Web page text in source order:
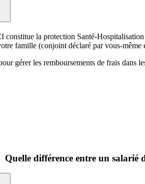
la protection Santé-Hospitalisation
famille (conjoint déclaré par vous-
gérer les remboursements de frais dans
Quelle différence entre un salarié